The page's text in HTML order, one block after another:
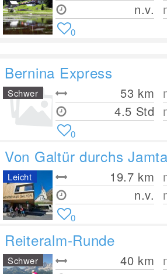
n.v.
0
Bernina Express
53 km
4.5 Std
Schwer
0
Von Galtür durchs
19.7 km
n.v.
Leicht
0
Reiteralm-Runde
40 km
Schwer